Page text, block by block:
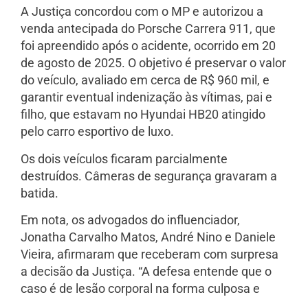
A Justiça concordou com o MP e autorizou a
venda antecipada do Porsche Carrera 911, que
foi apreendido após o acidente, ocorrido em 20
de agosto de 2025. O objetivo é preservar o valor
do veículo, avaliado em cerca de R$ 960 mil, e
garantir eventual indenização às vítimas, pai e
filho, que estavam no Hyundai HB20 atingido
pelo carro esportivo de luxo.
Os dois veículos ficaram parcialmente
destruídos. Câmeras de segurança gravaram a
batida.
Em nota, os advogados do influenciador,
Jonatha Carvalho Matos, André Nino e Daniele
Vieira, afirmaram que receberam com surpresa
a decisão da Justiça. “A defesa entende que o
caso é de lesão corporal na forma culposa e